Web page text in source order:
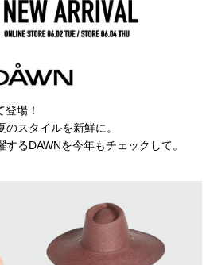
場！
スタイルを新鮮に。
るDAWNを今年もチェックして。